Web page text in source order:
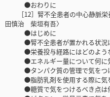
●おわりに
［12］腎不全患者の中心静脈栄
田慎治 柴垣有吾〉
●はじめに
●腎不全患者が置かれる状況は
●栄養投与経路にはどのような
●エネルギー量について何に気
●タンパク質の管理で気をつけ
●脂肪乳剤を使用する際に気を
●糖質で気をつけるべき点は